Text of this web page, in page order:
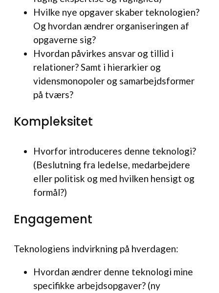
Hvilke nye opgaver skaber teknologien?
Og hvordan ændrer organiseringen af
opgaverne sig?
Hvordan påvirkes ansvar og tillid i
relationer? Samt i hierarkier og
vidensmonopoler og samarbejdsformer
på tværs?
Kompleksitet
Hvorfor introduceres denne teknologi?
(Beslutning fra ledelse, medarbejdere
eller politisk og med hvilken hensigt og
formål?)
Engagement
Teknologiens indvirkning på hverdagen:
Hvordan ændrer denne teknologi mine
specifikke arbejdsopgaver? (ny